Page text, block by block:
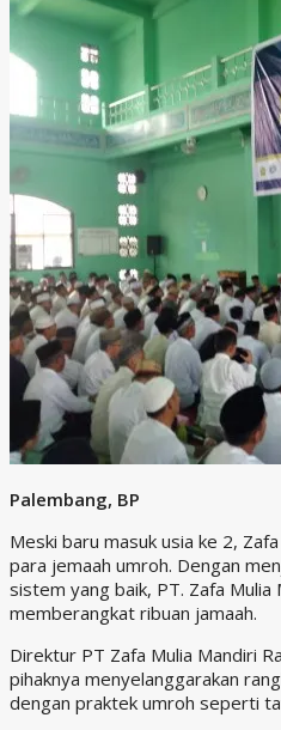
Palembang, BP
Meski baru masuk usia ke 2,
para jemaah umroh. Dengan
sistem yang baik, PT. Zafa Mulia
memberangkat ribuan jamaah.
Direktur PT Zafa Mulia Mandiri
pihaknya menyelanggarakan
dengan praktek umroh seperti